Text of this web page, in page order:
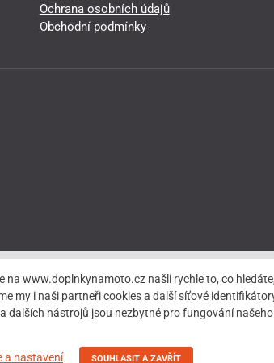
Ochrana osobních údajů
Obchodní podmínky
na www.doplnkynamoto.cz našli rychle to, co
my i naši partneři cookies a další síťové
dalších nástrojů jsou nezbytné pro fungování
a nastavení SOUHLASIT A ZAVŘÍT